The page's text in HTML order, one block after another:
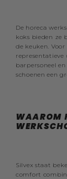
De horeca
koks bieden ze
de keuken.
barpersoneel
schoenen een
WAAROM
Silvex staat
comfort